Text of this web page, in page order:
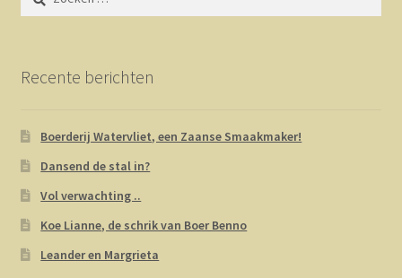
naar:
Recente berichten
Boerderij Watervliet, een Zaanse Smaakmaker!
Dansend de stal in?
Vol verwachting ..
Koe Lianne, de schrik van Boer Benno
Leander en Margrieta